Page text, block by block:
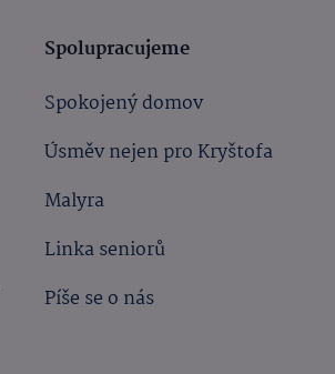
Spolupracujeme
Spokojený domov
Úsměv nejen pro Kryštofa
Malyra
Linka seniorů
Píše se o nás